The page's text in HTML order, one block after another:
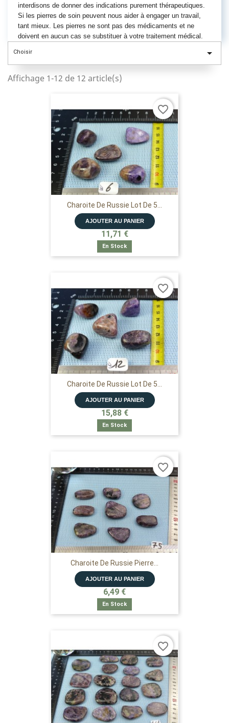
interdisons de donner des indications purement thérapeutiques.
Si les pierres de soin peuvent nous aider à engager un travail,
tant mieux. Les pierres ne sont pas des médicaments et ne
doivent en aucun cas se substituer à votre traitement médical.
Choisir 
Affichage 1-12 de 12 article(s)
Charoite De Russie Lot De 5...
AJOUTER AU PANIER
11,71 €
En Stock
favorite_border
Charoite De Russie Lot De 5...
AJOUTER AU PANIER
15,88 €
En Stock
favorite_border
Charoite De Russie Pierre...
AJOUTER AU PANIER
6,49 €
En Stock
favorite_border
favorite_border